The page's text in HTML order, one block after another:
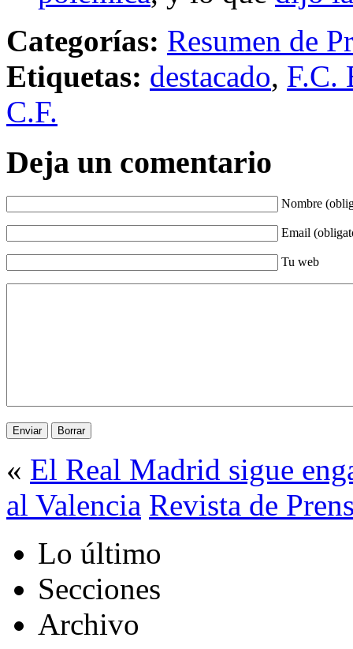
Categorías: Resumen de
Etiquetas: destacado, F.C.
C.F.
Deja un comentario
Nombre
Email
Tu web
« El Real Madrid sigue
al Valencia Revista de
Lo último
Secciones
Archivo